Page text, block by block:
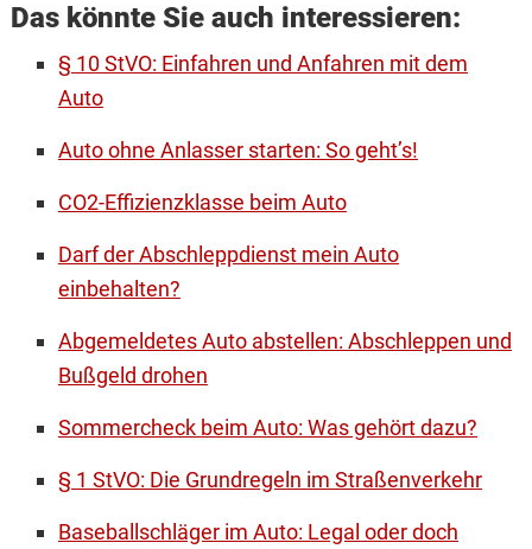
Das könnte Sie auch interessieren:
§ 10 StVO: Einfahren und Anfahren mit dem
Auto
Auto ohne Anlasser starten: So geht’s!
CO2-Effizienzklasse beim Auto
Darf der Abschleppdienst mein Auto
einbehalten?
Abgemeldetes Auto abstellen: Abschleppen und
Bußgeld drohen
Sommercheck beim Auto: Was gehört dazu?
§ 1 StVO: Die Grundregeln im Straßenverkehr
Baseballschläger im Auto: Legal oder doch